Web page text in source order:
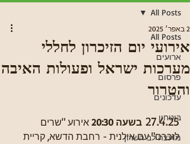
All Posts
ארועים
פרסום
עדכונים
ביטחון
מועצה לב השרון
All Posts
אירועי יום הזיכרון לחללי
מערכות ישראל ופעולות האיבה
והטרור
2 באפר׳ 2025
27.4.25 בשעה 20:30
אירוע "שרים
לזכרם" עם אילנית - רחבת הדשא, קריית